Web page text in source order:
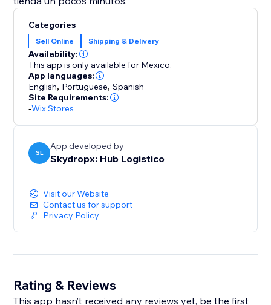
Categories
Sell Online Shipping & Delivery
Availability:
This app is only available for Mexico.
App languages:
English, Portuguese,Spanish
Site Requirements:
-Wix Stores
SL
App developed by
Skydropx: Hub Logistico
Visit our Website
Contact us for support
Privacy Policy
Rating & Reviews
This app hasn’t received any reviews yet, be the first